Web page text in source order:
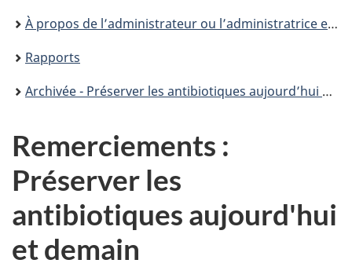
À propos de l’administrateur ou l’administratrice en chef de la santé publique du Canada (ACSP)
Rapports
Archivée - Préserver les antibiotiques aujourd’hui et demain
Remerciements :
Préserver les
antibiotiques aujourd'hui
et demain